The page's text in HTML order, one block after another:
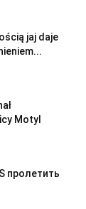
jaj daje
Motyl
пролетить